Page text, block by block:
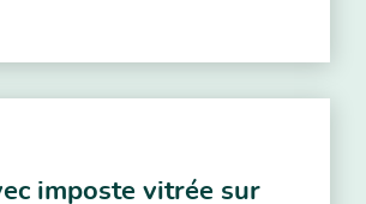
imposte vitrée sur